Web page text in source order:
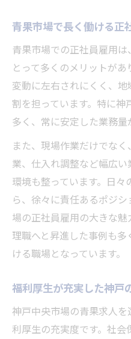
青果市場で長く働ける正
青果市場での正社員雇用
とって多くのメリットが
変動に左右されにくく、
割を担っています。特に
多く、常に安定した業務量
また、現場作業だけでな
業、仕入れ調整など幅広
環境も整っています。日
ら、徐々に責任あるポジ
場の正社員雇用の大きな
理職へと昇進した事例も
ける職場となっています。
福利厚生が充実した神戸
神戸中央市場の青果求人
利厚生の充実度です。社